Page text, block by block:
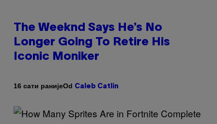
The Weeknd Says He’s No
Longer Going To Retire His
Iconic Moniker
16 сати ранијеOd Caleb Catlin